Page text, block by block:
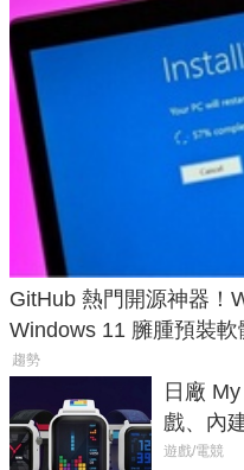
GitHub 熱門開源神器！
Windows 11 臃腫預裝
趨勢
日廠
戲、內
不過竟
遊戲/電競